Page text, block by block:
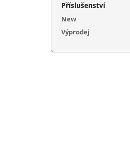
Příslušenství
New
Výprodej